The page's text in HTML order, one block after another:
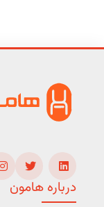
درباره هامون